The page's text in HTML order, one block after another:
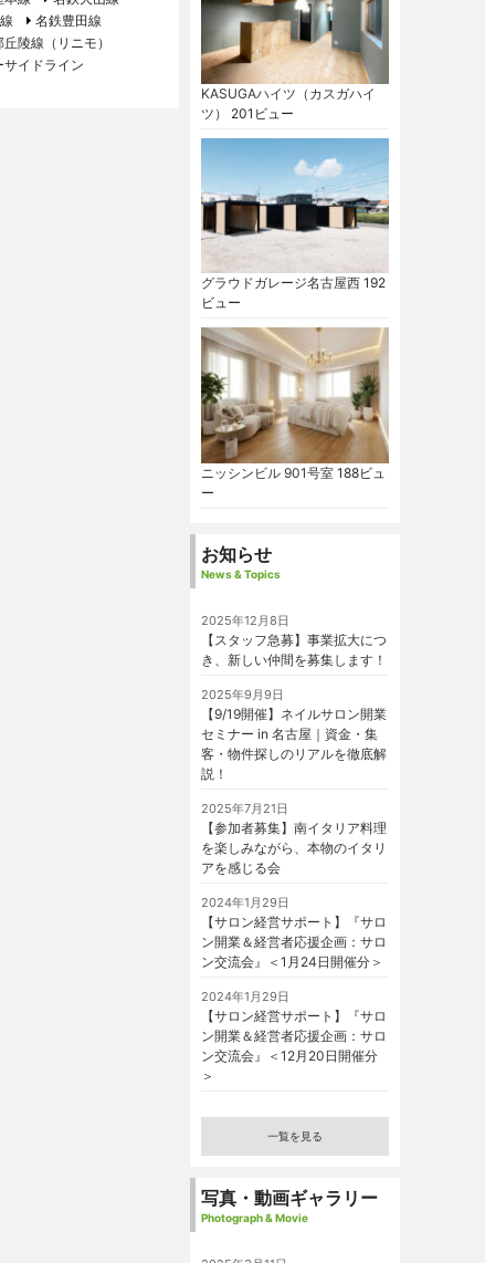
名鉄豊田線
丘陵線（リニモ）
サイドライン
KASUGAハイツ（カスガハイ
ツ）
201ビュー
グラウドガレージ名古屋西 192
ビュー
ニッシンビル 901号室 188ビュ
ー
お知らせ
News & Topics
2025年12月8日
【スタッフ急募】事業拡大につ
き、新しい仲間を募集します！
2025年9月9日
【9/19開催】ネイルサロン開業
セミナー in 名古屋｜資金・集
客・物件探しのリアルを徹底解
説！
2025年7月21日
【参加者募集】南イタリア料理
を楽しみながら、本物のイタリ
アを感じる会
2024年1月29日
【サロン経営サポート】『サロ
ン開業＆経営者応援企画：サロ
ン交流会』＜1月24日開催分＞
2024年1月29日
【サロン経営サポート】『サロ
ン開業＆経営者応援企画：サロ
ン交流会』＜12月20日開催分
＞
一覧を見る
写真・動画ギャラリー
Photograph & Movie